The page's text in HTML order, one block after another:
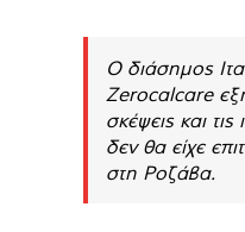
Ο διάσημος
Zerocalcare
σκέψεις και
δεν θα είχε
στη Ροζάβα.